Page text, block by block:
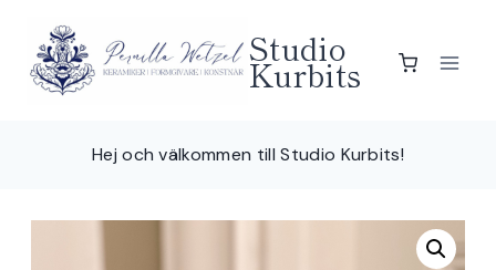
content
Studio
Kurbits
Hej och välkommen till Studio Kurbits!